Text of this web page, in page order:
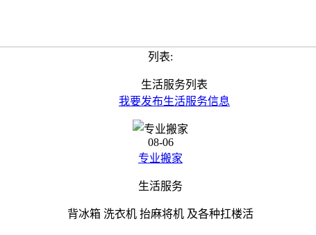
列表:
生活服务列表
我要发布生活服务信息
08-06
专业搬家
生活服务
背冰箱 洗衣机 抬麻将机 及各种扛楼活